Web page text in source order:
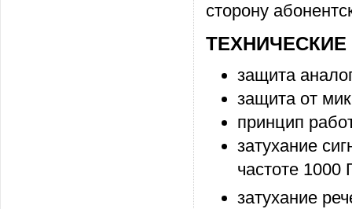
сторону
ТЕХНИЧЕСКИЕ
защита
защита от
принцип
затухание
частоте 1000
затухание